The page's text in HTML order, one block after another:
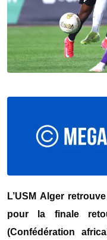
L’USM Alger
pour la finale
(Confédération